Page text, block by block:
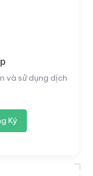
và sử dụng dịch
Ký